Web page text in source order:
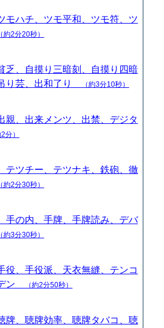
モハチ、ツモ平和、ツモ符、ツ
（約2分20秒）
乏、自摸り三暗刻、自摸り四暗
り芸、出和了り
（約3分10秒）
親、出来メンツ、出禁、デジタ
2分）
テツチー、テツナキ、鉄砲、徹
（約2分30秒）
手の内、手牌、手牌読み、デバ
（約3分30秒）
役、手役派、天衣無縫、テンコ
ン
（約2分50秒）
牌、聴牌効率、聴牌タバコ、聴